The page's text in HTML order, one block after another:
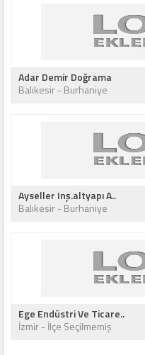
Adar Demir Doğrama
Balıkesir - Burhaniye
Ayseller Inş.altyapı A..
Balıkesir - Burhaniye
Ege Endüstri Ve Ticare..
İzmir - İlçe Seçilmemiş